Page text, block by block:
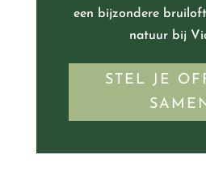
een bijzondere
natuur bij
STEL JE